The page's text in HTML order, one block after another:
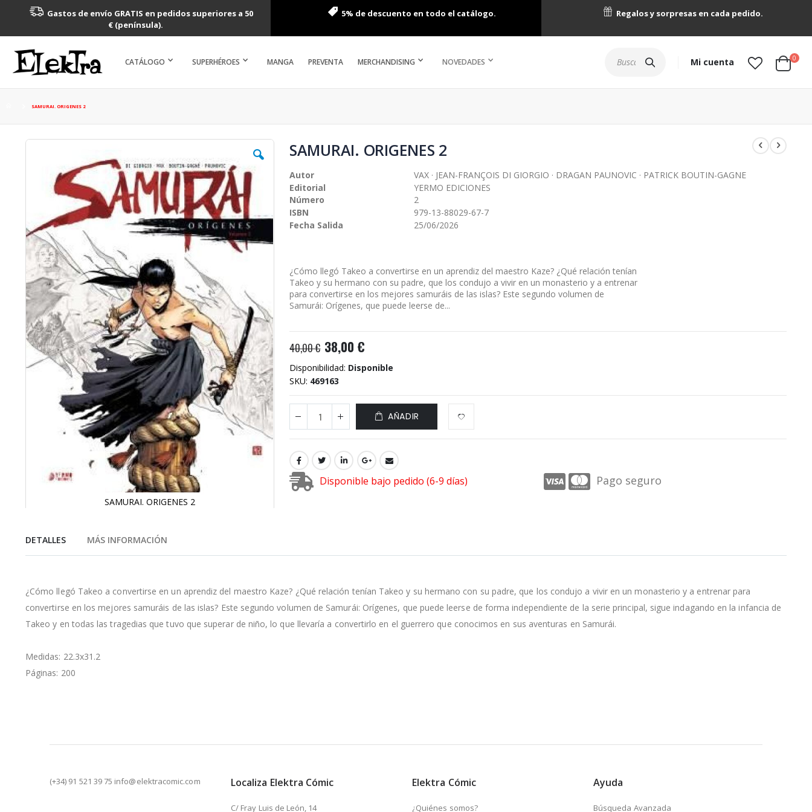
Gastos de envío GRATIS en pedidos superiores a 50
€ (península).
5% de descuento en todo el catálogo. Regalos y sorpresas en cada pedido.
CATÁLOGO SUPERHÉROES MANGA PREVENTA MERCHANDISING NOVEDADES Mi cuenta Cart
0
SAMURAI. ORIGENES 2
Saltar
imágenes
SAMURAI. ORIGENES 2
comienzo
la
imágenes
SAMURAI. ORIGENES 2
Autor
VAX · JEAN-FRANÇOIS DI GIORGIO · DRAGAN PAUNOVIC · PATRICK BOUTIN-GAGNE
Editorial
YERMO EDICIONES
Número
2
ISBN
979-13-88029-67-7
Fecha Salida
25/06/2026
¿Cómo llegó Takeo a convertirse en un aprendiz del maestro Kaze? ¿Qué relación tenían
Takeo y su hermano con su padre, que los condujo a vivir en un monasterio y a entrenar
para convertirse en los mejores samuráis de las islas? Este segundo volumen de
Samurái: Orígenes, que puede leerse de...
40,00 € 38,00 €
Disponibilidad: Disponible
SKU 469163
AÑADIR
Disponible bajo pedido (6-9 días) Pago seguro
DETALLES
¿Cómo llegó Takeo a convertirse en un aprendiz del maestro Kaze? ¿Qué relación tenían Takeo y su hermano con su padre, que los condujo a vivir en un monasterio y a entrenar para
convertirse en los mejores samuráis de las islas? Este segundo volumen de Samurái: Orígenes, que puede leerse de forma independiente de la serie principal, sigue indagando en la infancia de
Takeo y en todas las tragedias que tuvo que superar de niño, lo que llevaría a convertirlo en el guerrero que conocimos en sus aventuras en Samurái.
Medidas: 22.3x31.2
Páginas: 200
MÁS INFORMACIÓN
(+34) 91 521 39 75 info@elektracomic.com Localiza Elektra Cómic
C/ Fray Luis de León, 14
Elektra Cómic
¿Quiénes somos?
Ayuda
Búsqueda Avanzada